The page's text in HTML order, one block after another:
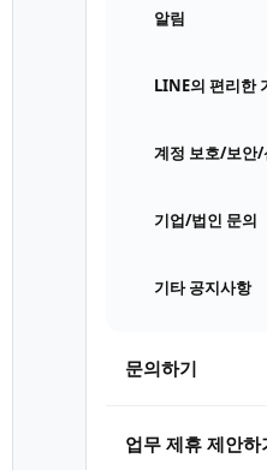
알림
LINE의 편리한
계정 보호/보안/
기업/법인 문의
기타 공지사항
문의하기
업무 제휴 제안하